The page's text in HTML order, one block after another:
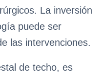
La inversión
puede ser
las intervenciones.
de techo, es